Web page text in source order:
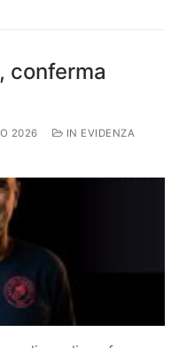
conferma
2026
IN EVIDENZA